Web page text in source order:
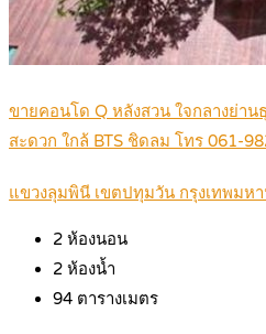
ขายคอนโด Q หลังสวน ใจกลางย่า
สะดวก ใกล้ BTS ชิดลม โทร 061-
แขวงลุมพินี เขตปทุมวัน กรุงเทพมห
2 ห้องนอน
2 ห้องน้ำ
94 ตารางเมตร